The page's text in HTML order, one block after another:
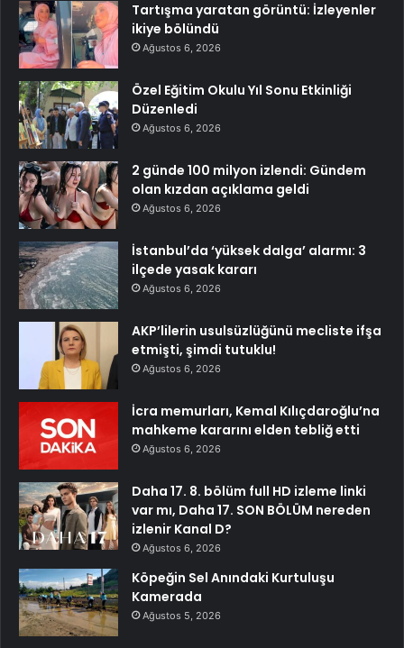
Tartışma yaratan görüntü: İzleyenler
ikiye bölündü
Ağustos 6, 2026
Özel Eğitim Okulu Yıl Sonu Etkinliği
Düzenledi
Ağustos 6, 2026
2 günde 100 milyon izlendi: Gündem
olan kızdan açıklama geldi
Ağustos 6, 2026
İstanbul’da ‘yüksek dalga’ alarmı: 3
ilçede yasak kararı
Ağustos 6, 2026
AKP’lilerin usulsüzlüğünü mecliste ifşa
etmişti, şimdi tutuklu!
Ağustos 6, 2026
İcra memurları, Kemal Kılıçdaroğlu’na
mahkeme kararını elden tebliğ etti
Ağustos 6, 2026
Daha 17. 8. bölüm full HD izleme linki
var mı, Daha 17. SON BÖLÜM nereden
izlenir Kanal D?
Ağustos 6, 2026
Köpeğin Sel Anındaki Kurtuluşu
Kamerada
Ağustos 5, 2026